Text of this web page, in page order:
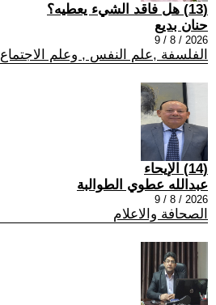
(13) هل فاقد الشيء يعطيه؟
حنان بديع
2026 / 8 / 9
الفلسفة ,علم النفس , وعلم الاجتماع
(14) الإيحاء
عبدالله عطوي الطوالبة
2026 / 8 / 9
الصحافة والاعلام